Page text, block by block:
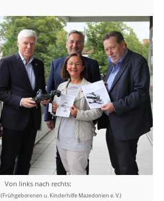
Von links nach rechts:
(Frühgeborenen u. Kinderhilfe Mazedonien e. V.)